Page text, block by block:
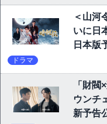
＜山河
いに日
日本版
ドラマ
「財閥
ウンチ
新予告